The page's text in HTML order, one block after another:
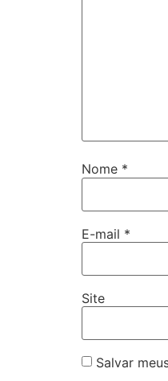
Nome *
E-mail *
Site
Salvar